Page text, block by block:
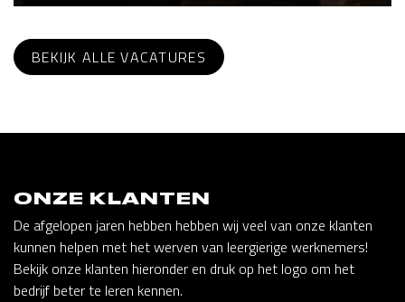
BEKIJK ALLE VACATURES
ONZE KLANTEN
De afgelopen jaren hebben hebben wij veel van onze klanten
kunnen helpen met het werven van leergierige werknemers!
Bekijk onze klanten hieronder en druk op het logo om het
bedrijf beter te leren kennen.